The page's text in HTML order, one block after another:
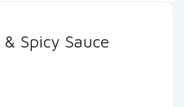
Spicy Sauce